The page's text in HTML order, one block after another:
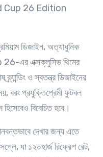
Cup 26 Edition
ডিজাইন, অত্যাধুনিক
এর এক্সক্লুসিভ থিমের
ও স্বতন্ত্র ডিজাইনের
বরং প্রযুক্তিপ্রেমী ফুটবল
বিবেচিত হবে।
দেখার জন্য এতে
যা ১২০হার্জ রিফ্রেশ রেট,